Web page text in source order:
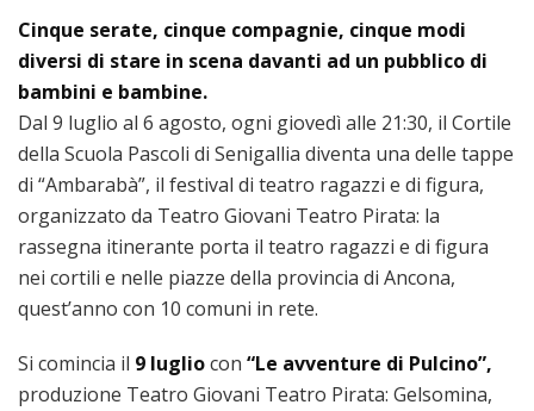
Cinque serate, cinque compagnie, cinque modi
diversi di stare in scena davanti ad un pubblico di
bambini e bambine.
Dal 9 luglio al 6 agosto, ogni giovedì alle 21:30, il Cortile
della Scuola Pascoli di Senigallia diventa una delle tappe
di “Ambarabà”, il festival di teatro ragazzi e di figura,
organizzato da Teatro Giovani Teatro Pirata: la
rassegna itinerante porta il teatro ragazzi e di figura
nei cortili e nelle piazze della provincia di Ancona,
quest’anno con 10 comuni in rete.
Si comincia il 9 lugliocon “Le avventure di Pulcino”,
produzione Teatro Giovani Teatro Pirata: Gelsomina,